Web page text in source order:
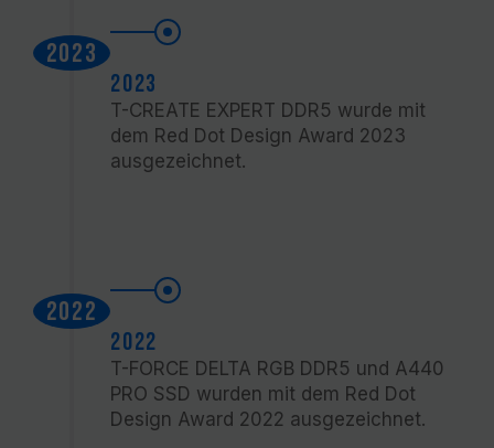
2023
2023
T-CREATE EXPERT DDR5 wurde mit
dem Red Dot Design Award 2023
ausgezeichnet.
2022
2022
T-FORCE DELTA RGB DDR5 und A440
PRO SSD wurden mit dem Red Dot
Design Award 2022 ausgezeichnet.